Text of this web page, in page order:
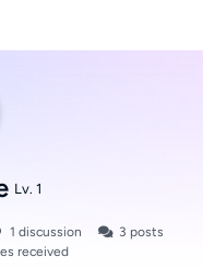
Lv. 1
1 discussion 3 posts
received